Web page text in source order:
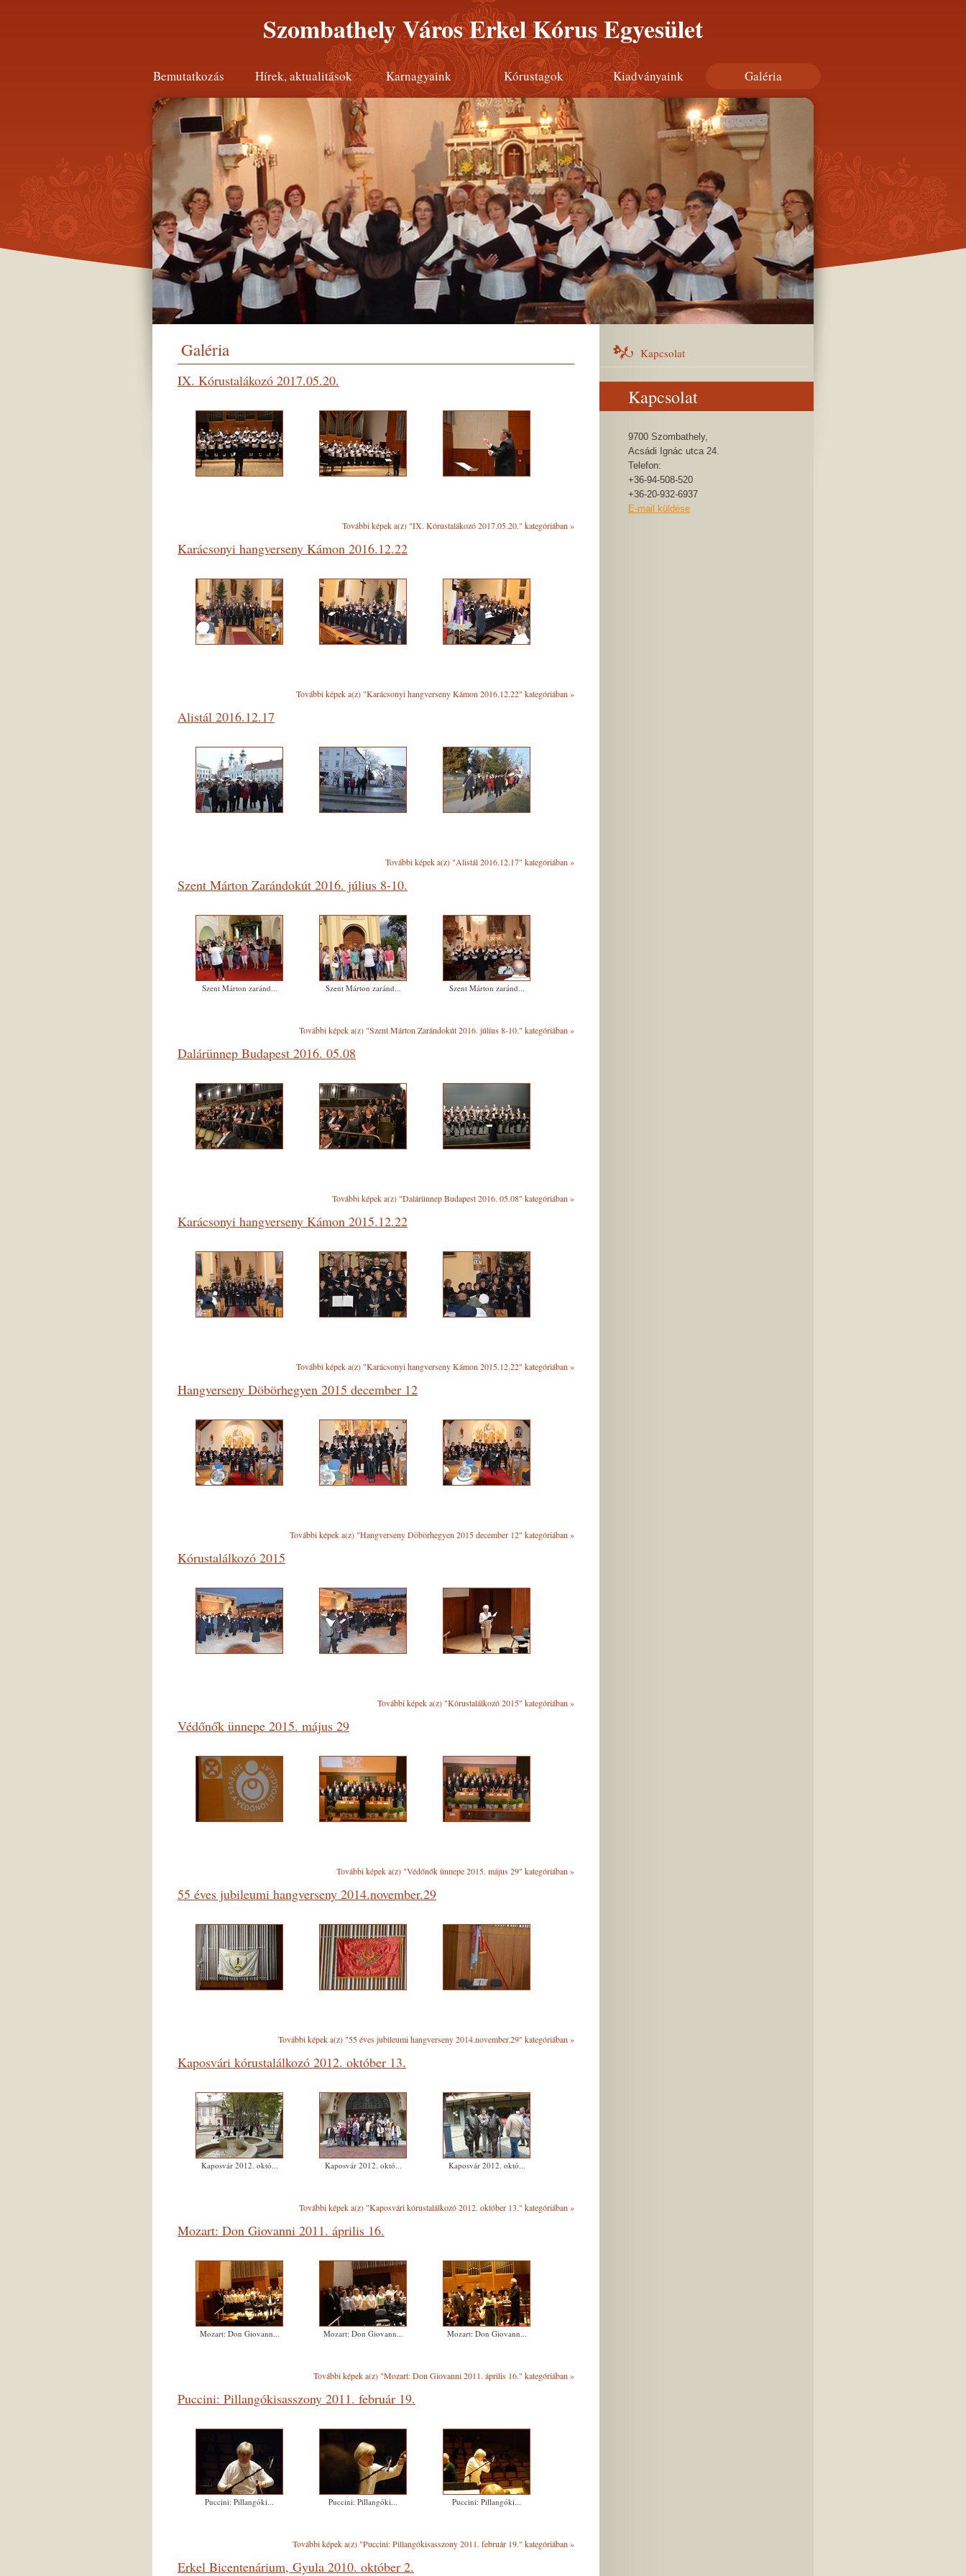
Szombathely Város Erkel Kórus Egyesület
Bemutatkozás Hírek, aktualitások Karnagyaink Kórustagok Kiadványaink Galéria
Kapcsolat
Kapcsolat
9700 Szombathely,
Acsádi Ignác utca 24.
Telefon:
+36-94-508-520
+36-20-932-6937
E-mail küldése
Galéria
IX. Kórustalákozó 2017.05.20.
További képek a(z) "IX. Kórustalákozó 2017.05.20." kategóriában »
Karácsonyi hangverseny Kámon 2016.12.22
További képek a(z) "Karácsonyi hangverseny Kámon 2016.12.22" kategóriában »
Alistál 2016.12.17
További képek a(z) "Alistál 2016.12.17" kategóriában »
Szent Márton Zarándokút 2016. július 8-10.
Szent Márton zaránd... Szent Márton zaránd... Szent Márton zaránd...
További képek a(z) "Szent Márton Zarándokút 2016. július 8-10." kategóriában »
Dalárünnep Budapest 2016. 05.08
További képek a(z) "Dalárünnep Budapest 2016. 05.08" kategóriában »
Karácsonyi hangverseny Kámon 2015.12.22
További képek a(z) "Karácsonyi hangverseny Kámon 2015.12.22" kategóriában »
Hangverseny Döbörhegyen 2015 december 12
További képek a(z) "Hangverseny Döbörhegyen 2015 december 12" kategóriában »
Kórustalálkozó 2015
További képek a(z) "Kórustalálkozó 2015" kategóriában »
Védőnők ünnepe 2015. május 29
További képek a(z) "Védőnők ünnepe 2015. május 29" kategóriában »
55 éves jubileumi hangverseny 2014.november.29
További képek a(z) "55 éves jubileumi hangverseny 2014.november.29" kategóriában »
Kaposvári kórustalálkozó 2012. október 13.
Kaposvár 2012. októ... Kaposvár 2012. októ... Kaposvár 2012. októ...
További képek a(z) "Kaposvári kórustalálkozó 2012. október 13." kategóriában »
Mozart: Don Giovanni 2011. április 16.
Mozart: Don Giovann... Mozart: Don Giovann... Mozart: Don Giovann...
További képek a(z) "Mozart: Don Giovanni 2011. április 16." kategóriában »
Puccini: Pillangókisasszony 2011. február 19.
Puccini: Pillangóki... Puccini: Pillangóki... Puccini: Pillangóki...
További képek a(z) "Puccini: Pillangókisasszony 2011. február 19." kategóriában »
Erkel Bicentenárium, Gyula 2010. október 2.